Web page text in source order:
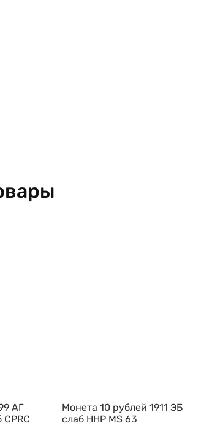
АГ
Монета 10 рублей 1911 ЭБ
слаб ННР MS 63